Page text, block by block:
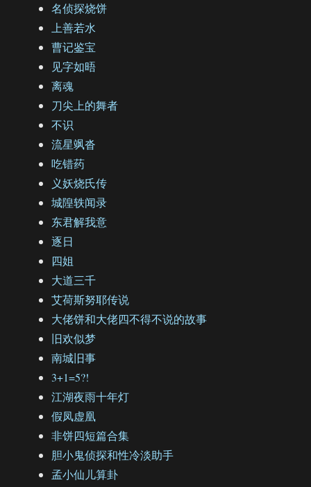
名侦探烧饼
上善若水
曹记鉴宝
见字如晤
离魂
刀尖上的舞者
不识
流星飒沓
吃错药
义妖烧氏传
城隍轶闻录
东君解我意
逐日
四姐
大道三千
艾荷斯努耶传说
大佬饼和大佬四不得不说的故事
旧欢似梦
南城旧事
3+1=5?!
江湖夜雨十年灯
假凤虚凰
非饼四短篇合集
胆小鬼侦探和性冷淡助手
孟小仙儿算卦